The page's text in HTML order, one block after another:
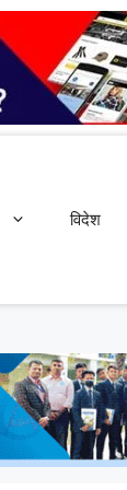
विदेश